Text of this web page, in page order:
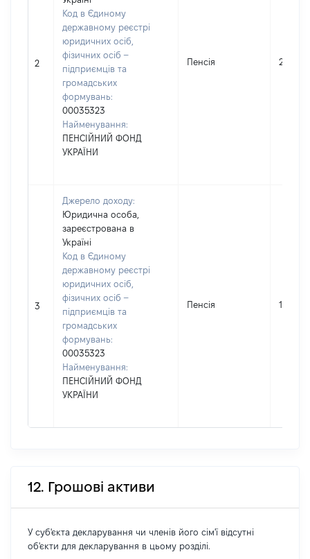
2
Код в Єдиному
державному реєстрі
юридичних осіб,
фізичних осіб –
підприємців та
громадських
формувань:
00035323
Найменування:
ПЕНСІЙНИЙ ФОНД
УКРАЇНИ
Пенсія 29347
3
Джерело доходу:
Юридична особа,
зареєстрована в
Україні
Код в Єдиному
державному реєстрі
юридичних осіб,
фізичних осіб –
підприємців та
громадських
формувань:
00035323
Найменування:
ПЕНСІЙНИЙ ФОНД
УКРАЇНИ
Пенсія 182812
12. Грошові активи
У суб'єкта декларування чи членів його сім'ї відсутні
об'єкти для декларування в цьому розділі.